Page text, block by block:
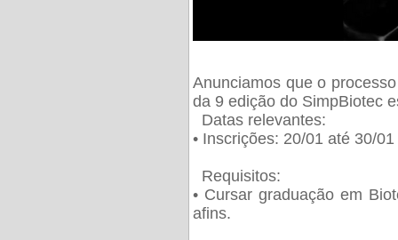
Anunciamos que o
da 9 edição do SimpBiotec
Datas relevantes:
• Inscrições: 20/01 até 30/01
Requisitos:
• Cursar graduação em
afins.